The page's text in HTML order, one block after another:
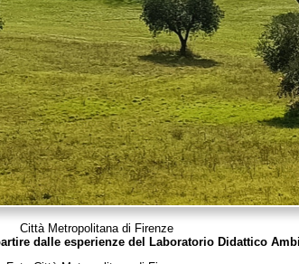
Città Metropolitana di Firenze
dalle esperienze del Laboratorio Didattico